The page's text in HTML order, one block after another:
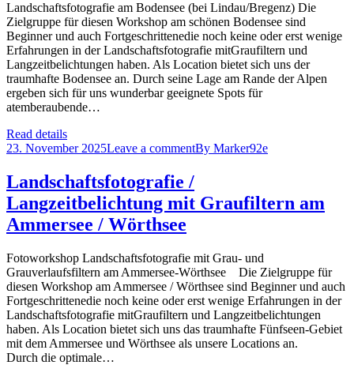
Landschaftsfotografie am Bodensee (bei Lindau/Bregenz) Die
Zielgruppe für diesen Workshop am schönen Bodensee sind
Beginner und auch Fortgeschrittenedie noch keine oder erst wenige
Erfahrungen in der Landschaftsfotografie mitGraufiltern und
Langzeitbelichtungen haben. Als Location bietet sich uns der
traumhafte Bodensee an. Durch seine Lage am Rande der Alpen
ergeben sich für uns wunderbar geeignete Spots für
atemberaubende…
Read details
23. November 2025Leave a commentBy Marker92e
Landschaftsfotografie /
Langzeitbelichtung mit Graufiltern am
Ammersee / Wörthsee
Fotoworkshop Landschaftsfotografie mit Grau- und
Grauverlaufsfiltern am Ammersee-Wörthsee Die Zielgruppe für
diesen Workshop am Ammersee / Wörthsee sind Beginner und auch
Fortgeschrittenedie noch keine oder erst wenige Erfahrungen in der
Landschaftsfotografie mitGraufiltern und Langzeitbelichtungen
haben. Als Location bietet sich uns das traumhafte Fünfseen-Gebiet
mit dem Ammersee und Wörthsee als unsere Locations an.
Durch die optimale…